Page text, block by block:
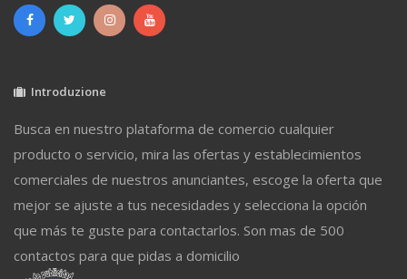
Introduzione
Busca en nuestro plataforma de comercio cualquier
producto o servicio, mira las ofertas y establecimientos
comerciales de nuestros anunciantes, escoge la oferta que
mejor se ajuste a tus necesidades y selecciona la opción
que más te guste para contactarlos. Son mas de 500
contactos para que pidas a domicilio